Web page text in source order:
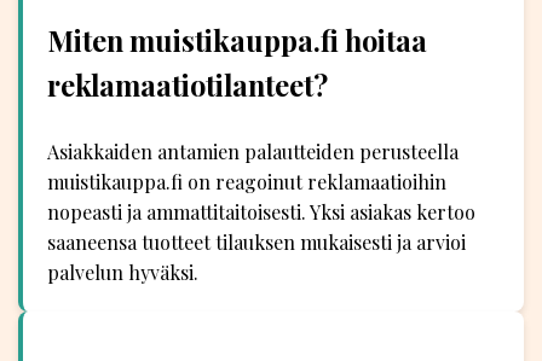
Miten muistikauppa.fi hoitaa
reklamaatiotilanteet?
Asiakkaiden antamien palautteiden perusteella
muistikauppa.fi on reagoinut reklamaatioihin
nopeasti ja ammattitaitoisesti. Yksi asiakas kertoo
saaneensa tuotteet tilauksen mukaisesti ja arvioi
palvelun hyväksi.